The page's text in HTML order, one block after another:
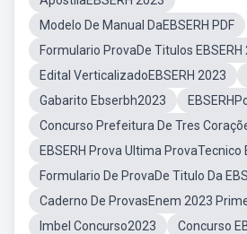
Modelo De Manual DaEBSERH PDF
Formulario ProvaDe Titulos
Edital VerticalizadoEBSERH 2023
Gabarito Ebserbh2023
Concurso Prefeitura De Tres
EBSERH Prova Ultima
Formulario De ProvaDe Titulo Da
Caderno De ProvasEnem 2023
Imbel Concurso2023
Concurso